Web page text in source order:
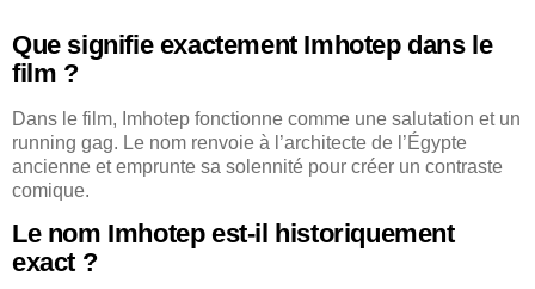
Que signifie exactement Imhotep dans le
film ?
Dans le film, Imhotep fonctionne comme une salutation et un
running gag. Le nom renvoie à l’architecte de l’Égypte
ancienne et emprunte sa solennité pour créer un contraste
comique.
Le nom Imhotep est-il historiquement
exact ?